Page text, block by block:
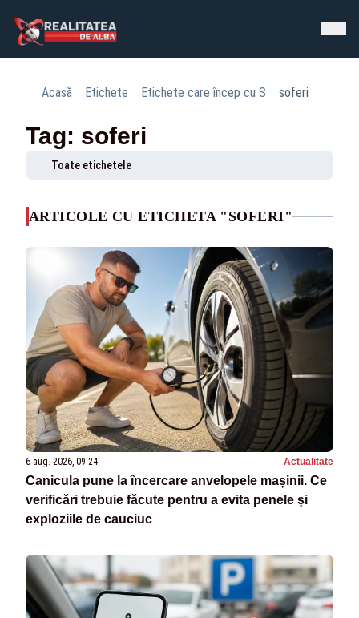
Acasă Etichete Etichete care încep cu S soferi
Tag: soferi
Toate etichetele
ARTICOLE CU ETICHETA "SOFERI"
6 aug. 2026, 09:24 Actualitate
Canicula pune la încercare anvelopele mașinii. Ce
verificări trebuie făcute pentru a evita penele și
exploziile de cauciuc